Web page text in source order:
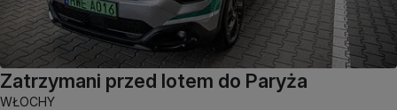
Zatrzymani przed lotem do Paryża
WŁOCHY